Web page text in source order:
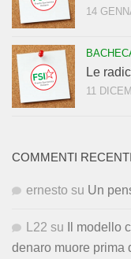
14
Le
11
COMMENTI RECENTI
ernesto su Un
L22 su
Il modello
denaro muore prima